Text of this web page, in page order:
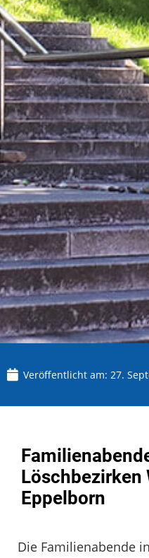
Veröffentlicht am: 27.
Löschbezirken
Eppelborn
Die Familienabende